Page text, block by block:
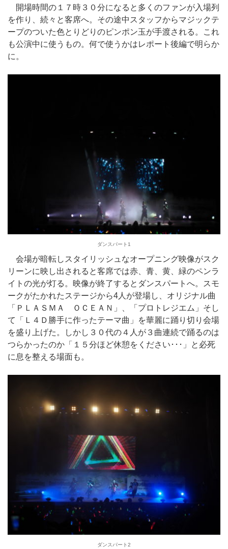
開場時間の１７時３０分になると多くのファンが入場列
を作り、続々と客席へ。その途中スタッフからマジックテ
ープのついた色とりどりのピンポン玉が手渡される。これ
も公演中に使うもの。何で使うかはレポート後編で明らか
に。
ダンスパート1
会場が暗転しスタイリッシュなオープニング映像がスク
リーンに映し出されると客席では赤、青、黄、緑のペンラ
イトの光が灯る。映像が終了するとダンスパートへ。スモ
ークがたかれたステージから4人が登場し、オリジナル曲
「ＰＬＡＳＭＡ ＯＣＥＡＮ」、「プロトレジエム」そし
て「Ｌ４Ｄ勝手に作ったテーマ曲」を華麗に踊り切り会場
を盛り上げた。しかし３０代の４人が３曲連続で踊るのは
つらかったのか「１５分ほど休憩をください･･･」と必死
に息を整える場面も。
ダンスパート2